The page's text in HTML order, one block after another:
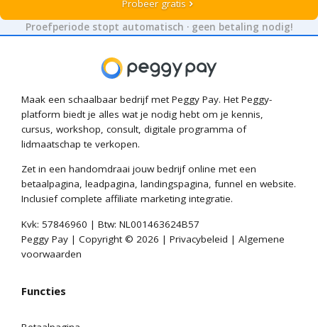
Probeer gratis chevron_right
Proefperiode stopt automatisch · geen betaling nodig!
Maak een schaalbaar bedrijf met Peggy Pay. Het Peggy-
platform biedt je alles wat je nodig hebt om je kennis,
cursus, workshop, consult, digitale programma of
lidmaatschap te verkopen.
Zet in een handomdraai jouw bedrijf online met een
betaalpagina, leadpagina, landingspagina, funnel en website.
Inclusief complete affiliate marketing integratie.
Kvk: 57846960 | Btw: NL001463624B57
Peggy Pay | Copyright © 2026 | Privacybeleid | Algemene
voorwaarden
Functies